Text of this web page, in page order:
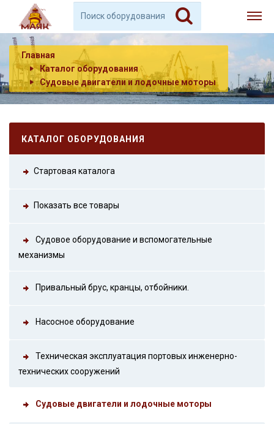
Главная
Каталог оборудования
Судовые двигатели и лодочные моторы
КАТАЛОГ ОБОРУДОВАНИЯ
Стартовая каталога
Показать все товары
Судовое оборудование и вспомогательные
механизмы
Привальный брус, кранцы, отбойники.
Насосное оборудование
Техническая эксплуатация портовых инженерно-
технических сооружений
Судовые двигатели и лодочные моторы